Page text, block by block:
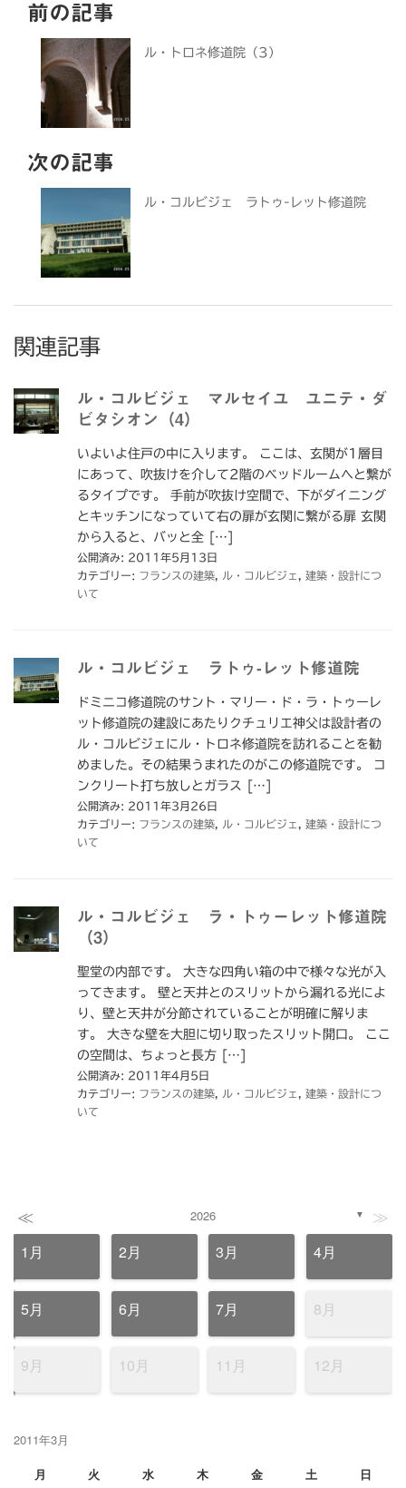
前の記事
ル・トロネ修道院（3）
次の記事
ル・コルビジェ ラトゥ-レット修道院
関連記事
ル・コルビジェ マルセイユ ユニテ・ダ
ビタシオン（4）
いよいよ住戸の中に入ります。 ここは、玄関が1層目
にあって、吹抜けを介して2階のベッドルームへと繋が
るタイプです。 手前が吹抜け空間で、下がダイニング
とキッチンになっていて右の扉が玄関に繋がる扉 玄関
から入ると、バッと全 […]
公開済み: 2011年5月13日
カテゴリー: フランスの建築 ル・コルビジェ
建築・設計につ
いて
ル・コルビジェ ラトゥ-レット修道院
ドミニコ修道院のサント・マリー・ド・ラ・トゥーレ
ット修道院の建設にあたりクチュリエ神父は設計者の
ル・コルビジェにル・トロネ修道院を訪れることを勧
めました。その結果うまれたのがこの修道院です。 コ
ンクリート打ち放しとガラス […]
公開済み: 2011年3月26日
カテゴリー: フランスの建築 ル・コルビジェ
建築・設計につ
いて
ル・コルビジェ ラ・トゥーレット修道院
（3）
聖堂の内部です。 大きな四角い箱の中で様々な光が入
ってきます。 壁と天井とのスリットから漏れる光によ
り、壁と天井が分節されていることが明確に解りま
す。 大きな壁を大胆に切り取ったスリット開口。 ここ
の空間は、ちょっと長方 […]
公開済み: 2011年4月5日
カテゴリー: フランスの建築 ル・コルビジェ
建築・設計につ
いて
≪ 2026 ▼ ≫
1月 2月 3月 4月
5月 6月 7月 8月
9月 10月 11月 12月
2011年3月
月
火 水 木 金 土 日